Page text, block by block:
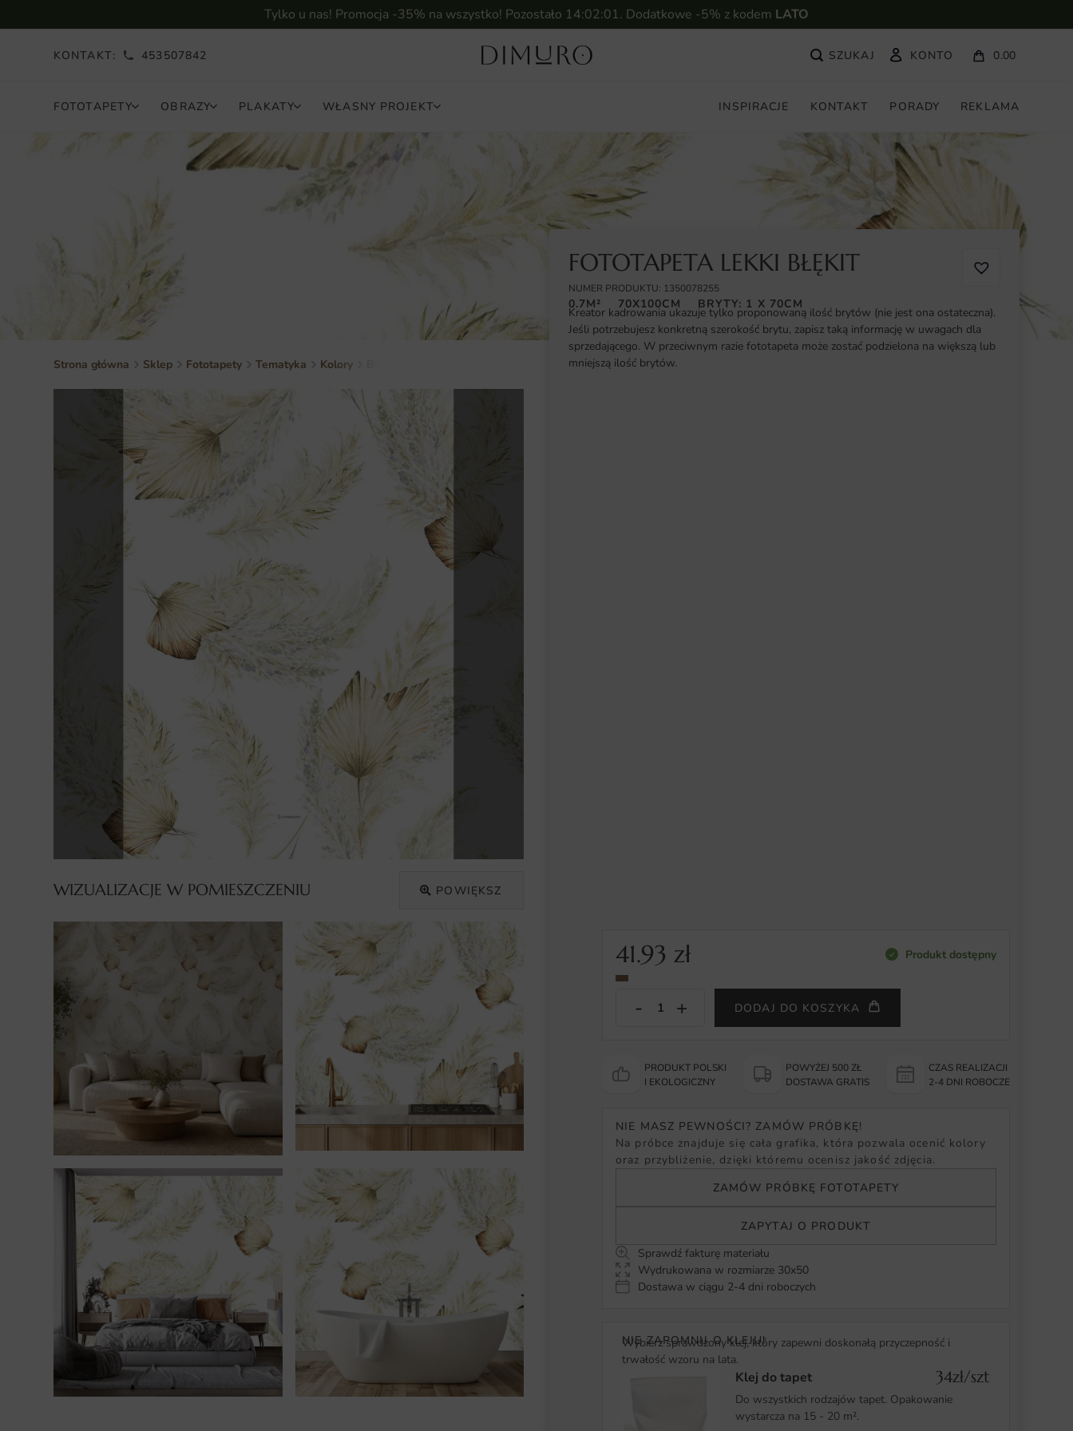
Tylko u nas! Promocja -35% na wszystko! Pozostało 14:02:00. Dodatkowe -5% z kodem LATO
KONTAKT: 453507842 KONTO 0.00
FOTOTAPETY OBRAZY PLAKATY WŁASNY PROJEKT INSPIRACJE KONTAKT PORADY REKLAMA
Strona główna Sklep Fototapety Tematyka Kolory
WIZUALIZACJE W POMIESZCZENIU POWIĘKSZ
FOTOTAPETA LEKKI BŁĘKIT
NUMER PRODUKTU: 1350078255
0.7M² 70X100CM BRYTY: 1 X 70CM
Kreator kadrowania ukazuje tylko proponowaną ilość brytów (nie jest ona ostateczna).
Jeśli potrzebujesz konkretną szerokość brytu, zapisz taką informację w uwagach dla
sprzedającego. W przeciwnym razie fototapeta może zostać podzielona na większą lub
mniejszą ilość brytów.
41.93zł Produkt dostępny
DODAJ DO KOSZYKA
PRODUKT POLSKI
I EKOLOGICZNY
POWYŻEJ 500 ZŁ
DOSTAWA GRATIS
CZAS REALIZACJI
2-4 DNI ROBOCZE
NIE MASZ PEWNOŚCI? ZAMÓW PRÓBKĘ!
Na próbce znajduje się cała grafika, która pozwala ocenić kolory
oraz przybliżenie, dzięki któremu ocenisz jakość zdjęcia.
ZAMÓW PRÓBKĘ FOTOTAPETY
ZAPYTAJ O PRODUKT
Sprawdź fakturę materiału
Wydrukowana w rozmiarze 30x50
Dostawa w ciągu 2-4 dni roboczych
NIE ZAPOMNIJ O KLEJU!
Wybierz sprawdzony klej, który zapewni doskonałą przyczepność i
trwałość wzoru na lata.
Klej do tapet 34zł/szt
Do wszystkich rodzajów tapet. Opakowanie
wystarcza na 15 - 20 m².